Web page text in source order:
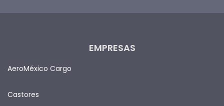
EMPRESAS
AeroMéxico Cargo
Castores